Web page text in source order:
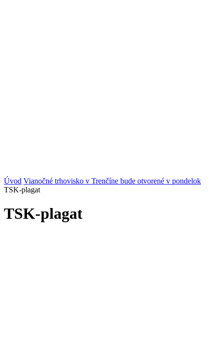
Úvod Vianočné trhovisko v Trenčíne bude otvorené v pondelok
TSK-plagat
TSK-plagat